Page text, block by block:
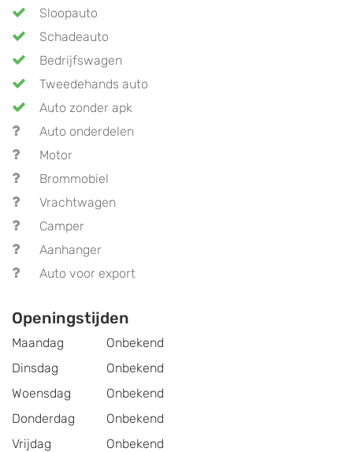
Sloopauto
Schadeauto
Bedrijfswagen
Tweedehands auto
Auto zonder apk
Auto onderdelen
Motor
Brommobiel
Vrachtwagen
Camper
Aanhanger
Auto voor export
Openingstijden
Maandag
Onbekend
Dinsdag
Onbekend
Woensdag
Onbekend
Donderdag
Onbekend
Vrijdag
Onbekend